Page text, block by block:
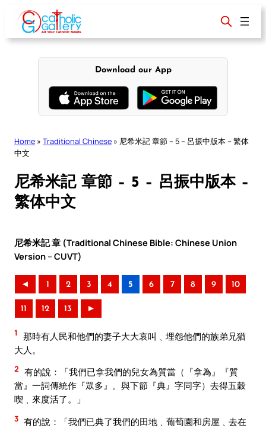
content
Download our App
Home » Traditional Chinese » 尼希米記 章節 – 5 – 呂振中版本 – 繁体
中文
尼希米記 章節 – 5 – 呂振中版本 –
繁体中文
尼希米記 章 (Traditional Chinese Bible: Chinese Union
Version – CUVT)
◄ 1 2 3 4 5 6 7 8 9 10
11 12 13 ►
1
那時有人民和他們的妻子大大哀叫﹑埋怨他們的族弟兄猶
大人。
2 有的說：「我們已拿我們的兒女為質當（『拿為』『質
當』一詞傳統作『眾多』。與下節『典』字同字）去得五穀
喫﹑來度活了。」
3 有的說：「我們已典了我們的田地﹑葡萄園和房屋﹑去在